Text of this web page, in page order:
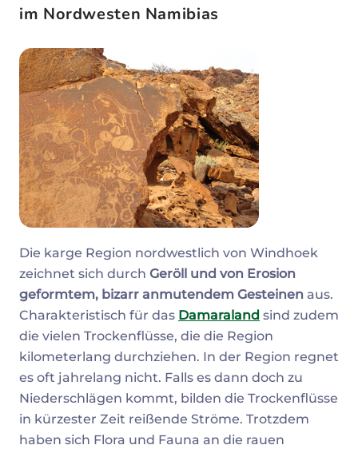
im Nordwesten Namibias
Die karge Region nordwestlich von Windhoek
zeichnet sich durch Geröll und von Erosion
geformtem, bizarr anmutendem Gesteinen aus.
Charakteristisch für das Damaraland sind zudem
die vielen Trockenflüsse, die die Region
kilometerlang durchziehen. In der Region regnet
es oft jahrelang nicht. Falls es dann doch zu
Niederschlägen kommt, bilden die Trockenflüsse
in kürzester Zeit reißende Ströme. Trotzdem
haben sich Flora und Fauna an die rauen